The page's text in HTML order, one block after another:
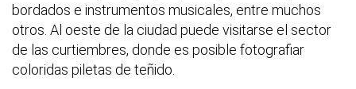
bordados e instrumentos musicales, entre muchos
otros. Al oeste de la ciudad puede visitarse el sector
de las curtiembres, donde es posible fotografiar
coloridas piletas de teñido.